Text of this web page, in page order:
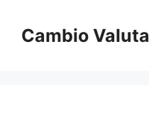
contenuto
Cambio Valuta